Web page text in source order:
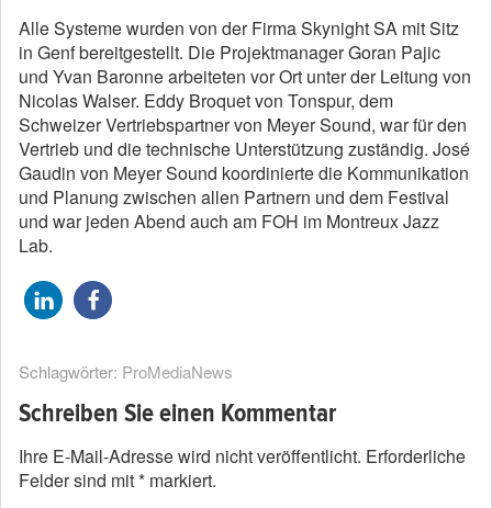
Alle Systeme wurden von der Firma Skynight SA mit Sitz
in Genf bereitgestellt. Die Projektmanager Goran Pajic
und Yvan Baronne arbeiteten vor Ort unter der Leitung von
Nicolas Walser. Eddy Broquet von Tonspur, dem
Schweizer Vertriebspartner von Meyer Sound, war für den
Vertrieb und die technische Unterstützung zuständig. José
Gaudin von Meyer Sound koordinierte die Kommunikation
und Planung zwischen allen Partnern und dem Festival
und war jeden Abend auch am FOH im Montreux Jazz
Lab.
Schlagwörter: ProMediaNews
Schreiben Sie einen Kommentar
Ihre E-Mail-Adresse wird nicht veröffentlicht. Erforderliche
Felder sind mit* markiert.